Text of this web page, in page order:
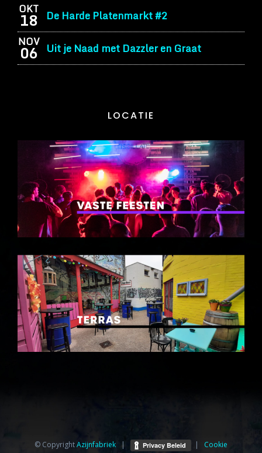
OKT
18 De Harde Platenmarkt #2
NOV
06 Uit je Naad met Dazzler en Graat
LOCATIE
© CopyrightAzijnfabriek⁩ | | Cookie